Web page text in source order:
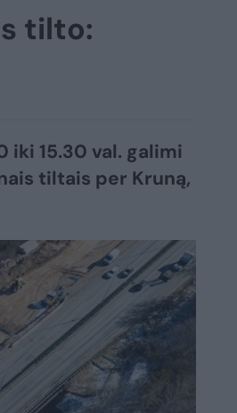
tilto:
iki 15.30 val. galimi
tiltais per Kruną,